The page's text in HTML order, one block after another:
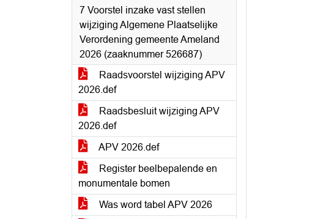
7 Voorstel inzake vast stellen
wijziging Algemene Plaatselijke
Verordening gemeente Ameland
2026 (zaaknummer 526687)
Raadsvoorstel wijziging APV
2026.def
Raadsbesluit wijziging APV
2026.def
APV 2026.def
Register beelbepalende en
monumentale bomen
Was word tabel APV 2026